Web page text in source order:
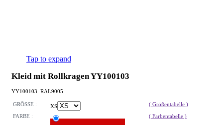
Tap to expand
Kleid mit Rollkragen YY100103
YY100103_RAL9005
GRÖSSE : XS
( Größentabelle )
FARBE :
( Farbentabelle )